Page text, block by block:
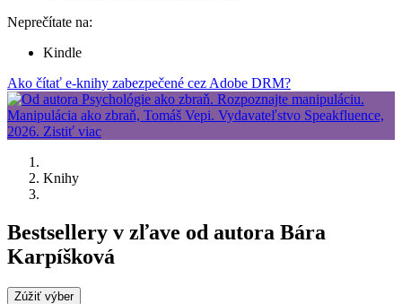
Neprečítate na:
Kindle
Ako čítať e-knihy zabezpečené cez Adobe DRM?
Knihy
Bestsellery v zľave od autora Bára
Karpíšková
Zúžiť výber